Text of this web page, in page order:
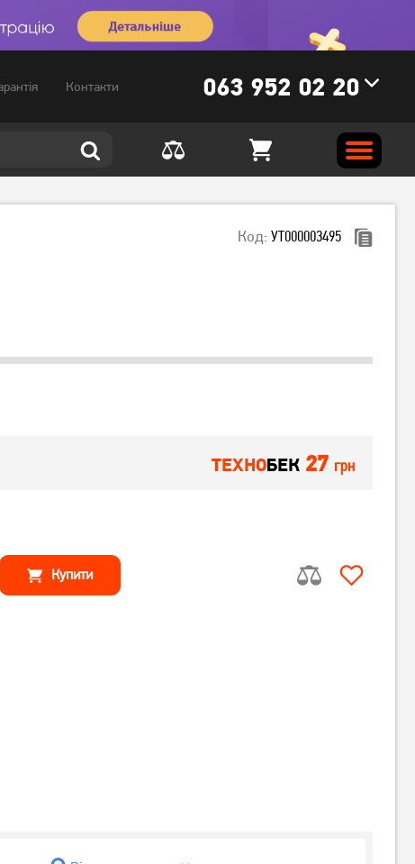
Контакти 063 952 02 20
Код: УТ000003495
ТЕХНОБЕК 27 грн
Купити